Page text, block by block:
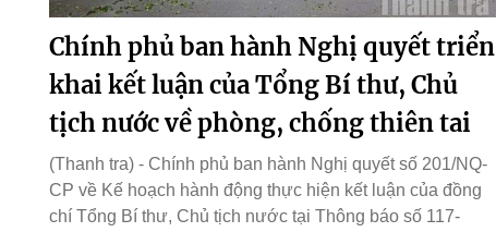
Chính phủ ban hành Nghị quyết triển
khai kết luận của Tổng Bí thư, Chủ
tịch nước về phòng, chống thiên tai
(Thanh tra) - Chính phủ ban hành Nghị quyết số 201/NQ-
CP về Kế hoạch hành động thực hiện kết luận của đồng
chí Tổng Bí thư, Chủ tịch nước tại Thông báo số 117-